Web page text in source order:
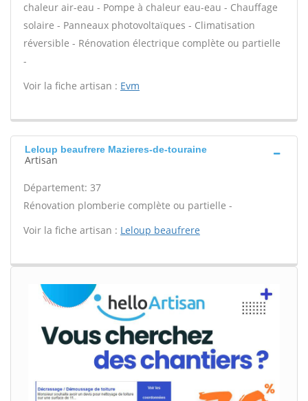
chaleur air-eau - Pompe à chaleur eau-eau - Chauffage
solaire - Panneaux photovoltaïques - Climatisation
réversible - Rénovation électrique complète ou partielle
-
Voir la fiche artisan : Evm
Leloup beaufrere Mazieres-de-touraine
Artisan
Département: 37
Rénovation plomberie complète ou partielle -
Voir la fiche artisan : Leloup beaufrere